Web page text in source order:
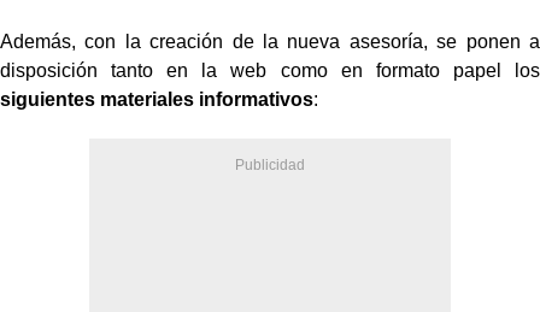
Además, con la creación de la nueva asesoría, se ponen a
disposición tanto en la web como en formato papel los
siguientes materiales informativos: